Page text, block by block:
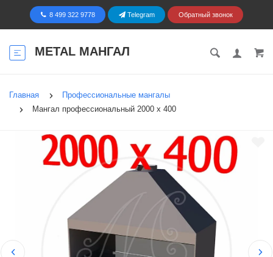
8 499 322 9778 Telegram Обратный звонок
METAL МАНГАЛ
Главная
Профессиональные мангалы
Мангал профессиональный 2000 х 400